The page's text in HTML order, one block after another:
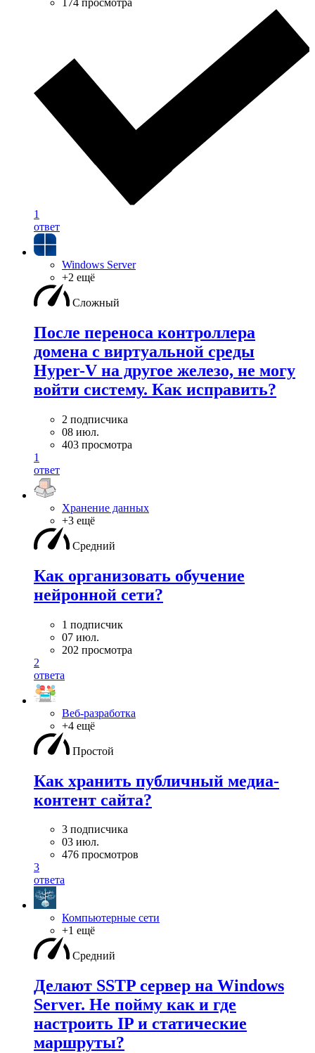
174 просмотра
1
ответ
Windows Server
+2 ещё
Сложный
После переноса контроллера
домена с виртуальной среды
Hyper-V на другое железо, не могу
войти систему. Как исправить?
2 подписчика
08 июл.
403 просмотра
1
ответ
Хранение данных
+3 ещё
Средний
Как организовать обучение
нейронной сети?
1 подписчик
07 июл.
202 просмотра
2
ответа
Веб-разработка
+4 ещё
Простой
Как хранить публичный медиа-
контент сайта?
3 подписчика
03 июл.
476 просмотров
3
ответа
Компьютерные сети
+1 ещё
Средний
Делают SSTP сервер на Windows
Server. Не пойму как и где
настроить IP и статические
маршруты?